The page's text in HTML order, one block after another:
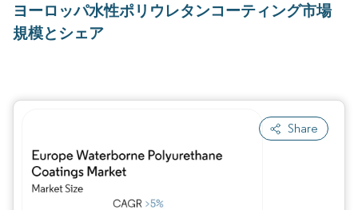
ヨーロッパ水性ポリウレタンコーティング市場
規模とシェア
Share